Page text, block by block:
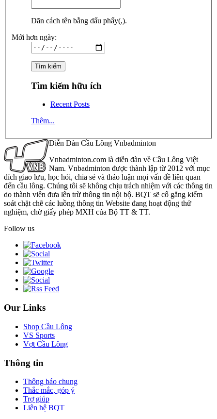
Dãn cách tên bằng dấu phẩy(,).
Mới hơn ngày:
Tìm kiếm hữu ích
Recent Posts
Thêm...
Diễn Đàn Cầu Lông Vnbadminton
Vnbadminton.com là diễn đàn về Cầu Lông Việt
Nam. Vnbadminton được thành lập từ 2012 với mục
đích giao lưu, học hỏi, chia sẻ và thảo luận mọi vấn đề liên quan
đến cầu lông. Chúng tôi sẽ không chịu trách nhiệm với các thông tin
do thành viên đưa lên trừ thông tin nội bộ. BQT sẽ cố gắng kiểm
soát chặt chẽ các luồng thông tin Website đang hoạt động thử
nghiệm, chờ giấy phép MXH của Bộ TT & TT.
Follow us
Our Links
Shop Cầu Lông
VS Sports
Vợt Cầu Lông
Thông tin
Thông báo chung
Thắc mắc, góp ý
Trợ giúp
Liên hệ BQT